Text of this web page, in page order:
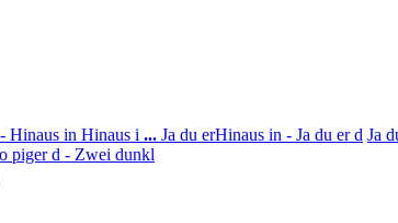
Hinaus in Hinaus i ... Ja du erHinaus in - Ja du er d Ja
piger d - Zwei dunkl